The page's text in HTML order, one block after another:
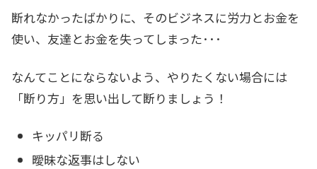
断れなかったばかりに、そのビジネスに労力とお金を
使い、友達とお金を失ってしまった･･･
なんてことにならないよう、やりたくない場合には
「断り方」を思い出して断りましょう！
キッパリ断る
曖昧な返事はしない